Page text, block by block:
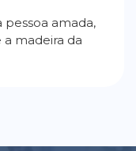
amada,
madeira da